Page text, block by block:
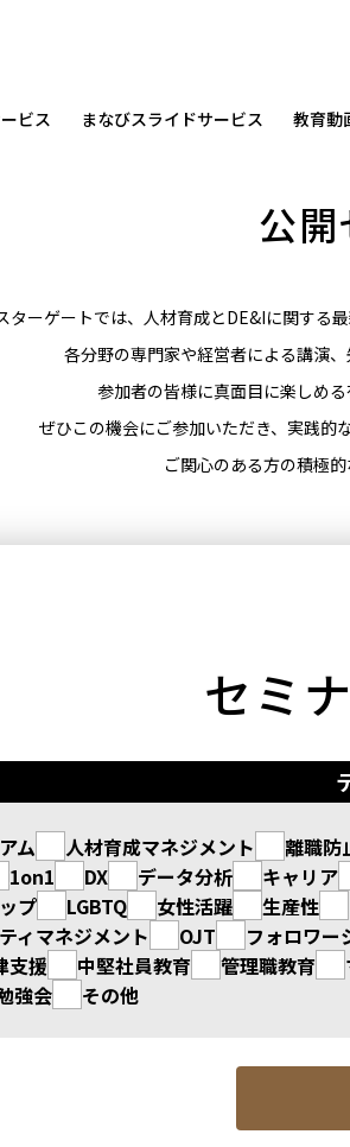
ビス まなびスライドサービス 教育動
公開
ターゲートでは、人材育成とDE&Iに関する
各分野の専門家や経営者による講演
参加者の皆様に真面目に楽しめ
ぜひこの機会にご参加いただき、実践的
ご関心のある方の積極
セミ
ム 人材育成マネジメント 離職防
1on1 DX データ分析 キャリア
プ
LGBTQ 女性活躍 生産性
ィマネジメント
OJT フォロワー
支援 中堅社員教育 管理職教育
強会 その他